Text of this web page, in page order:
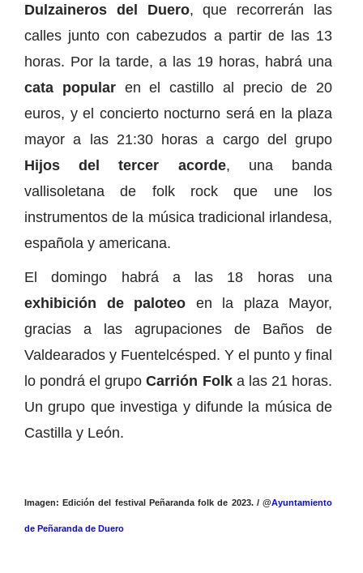
Dulzaineros del Duero, que recorrerán las
calles junto con cabezudos a partir de las 13
horas. Por la tarde, a las 19 horas, habrá una
cata popular en el castillo al precio de 20
euros, y el concierto nocturno será en la plaza
mayor a las 21:30 horas a cargo del grupo
Hijos del tercer acorde, una banda
vallisoletana de folk rock que une los
instrumentos de la música tradicional irlandesa,
española y americana.
El domingo habrá a las 18 horas una
exhibición de paloteo en la plaza Mayor,
gracias a las agrupaciones de Baños de
Valdearados y Fuentelcésped. Y el punto y final
lo pondrá el grupoCarrión Folk a las 21 horas.
Un grupo que investiga y difunde la música de
Castilla y León.
Imagen: Edición del festival Peñaranda folk de 2023. / @Ayuntamiento
de Peñaranda de Duero